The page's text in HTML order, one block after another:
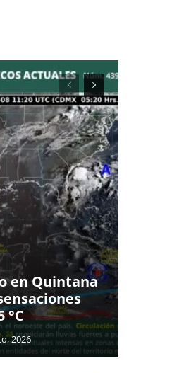
en Quintana
°C
2026